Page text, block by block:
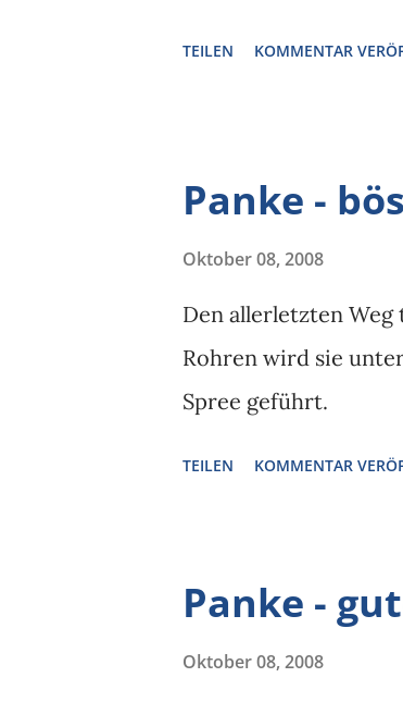
TEILEN KOMMENTAR
Panke -
Oktober 08, 2008
Den allerletzten
Rohren wird sie
Spree geführt.
TEILEN KOMMENTAR
Panke -
Oktober 08, 2008